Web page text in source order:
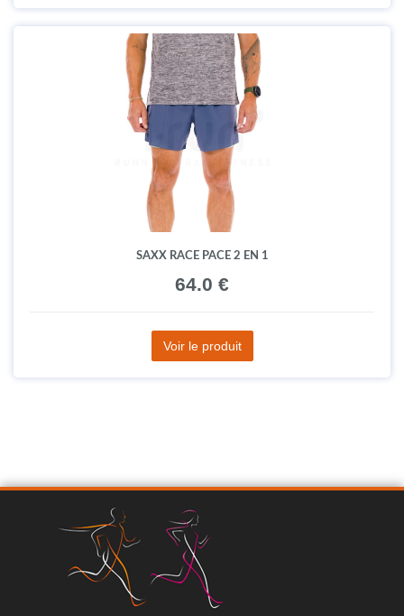
SAXX RACE PACE 2 EN 1
64.0 €
Voir le produit